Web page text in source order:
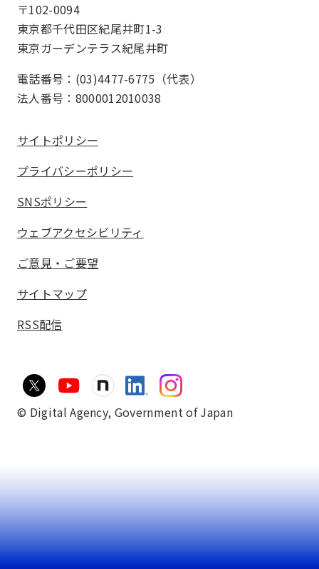
〒102-0094
東京都千代田区紀尾井町1-3
東京ガーデンテラス紀尾井町
電話番号：(03)4477-6775（代表）
法人番号：8000012010038
サイトポリシー
プライバシーポリシー
SNSポリシー
ウェブアクセシビリティ
ご意見・ご要望
サイトマップ
RSS配信
© Digital Agency, Government of Japan